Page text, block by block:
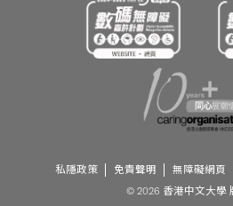
私隱政策 免責聲明 無障礙網頁
© 2026 香港中文大學